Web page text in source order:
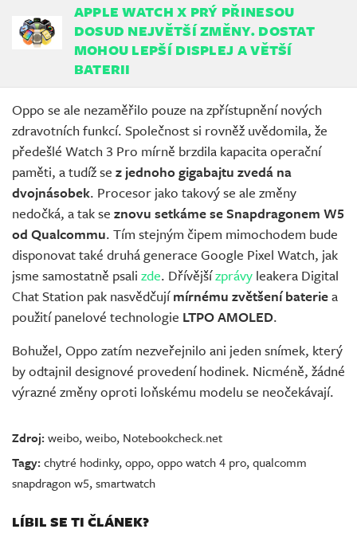
APPLE WATCH X PRÝ PŘINESOU
DOSUD NEJVĚTŠÍ ZMĚNY. DOSTAT
MOHOU LEPŠÍ DISPLEJ A VĚTŠÍ
BATERII
Oppo se ale nezaměřilo pouze na zpřístupnění nových
zdravotních funkcí. Společnost si rovněž uvědomila, že
předešlé Watch 3 Pro mírně brzdila kapacita operační
paměti, a tudíž se z jednoho gigabajtu zvedá na
dvojnásobek. Procesor jako takový se ale změny
nedočká, a tak se znovu setkáme se Snapdragonem W5
od Qualcommu. Tím stejným čipem mimochodem bude
disponovat také druhá generace Google Pixel Watch, jak
jsme samostatně psali zde. Dřívějšízprávy leakera Digital
Chat Station pak nasvědčujímírnému zvětšení bateriea
použití panelové technologie LTPO AMOLED.
Bohužel, Oppo zatím nezveřejnilo ani jeden snímek, který
by odtajnil designové provedení hodinek. Nicméně, žádné
výrazné změny oproti loňskému modelu se neočekávají.
Zdroj:weibo,weibo, Notebookcheck.net
Tagy:chytré hodinky,oppo,oppo watch 4 pro,qualcomm
snapdragon w5,smartwatch
LÍBIL SE TI ČLÁNEK?